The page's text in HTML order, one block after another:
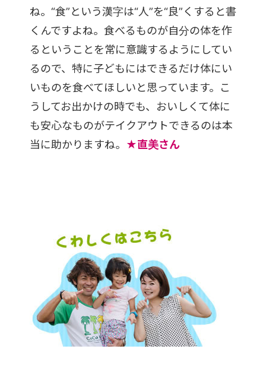
ね。“食”という漢字は“人”を“良”くすると書
くんですよね。食べるものが自分の体を作
るということを常に意識するようにしてい
るので、特に子どもにはできるだけ体にい
いものを食べてほしいと思っています。こ
うしてお出かけの時でも、おいしくて体に
も安心なものがテイクアウトできるのは本
当に助かりますね。 ★直美さん